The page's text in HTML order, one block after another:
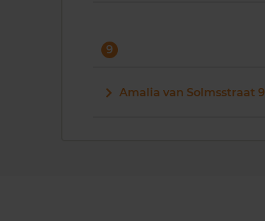
9
Amalia van Solmsstraat 9